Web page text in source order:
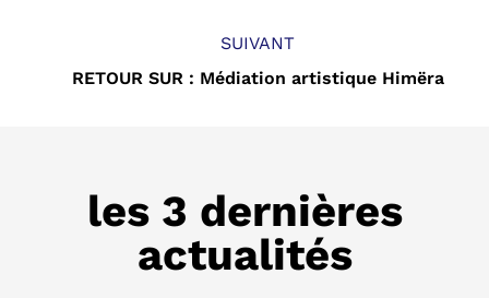
SUIVANT
RETOUR SUR : Médiation artistique Himëra
les 3 dernières
actualités